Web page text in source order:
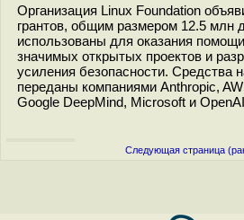
Организация Linux Foundation
грантов, общим размером 12.5 млн
использованы для оказания
значимых открытых проектов и
усиления безопасности. Средства
переданы компаниями Anthropic,
Google DeepMind, Microsoft и
Следующая страница